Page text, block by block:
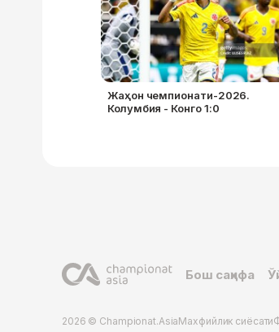
Жаҳон чемпионати-2026.
Колумбия - Конго 1:0
Бош саҳифа
2026 © Championat.AsiaМахфийлик сиёсати